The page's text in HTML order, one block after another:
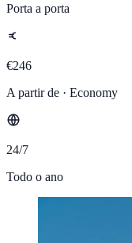
Porta a porta
€246
A partir de · Economy
24/7
Todo o ano